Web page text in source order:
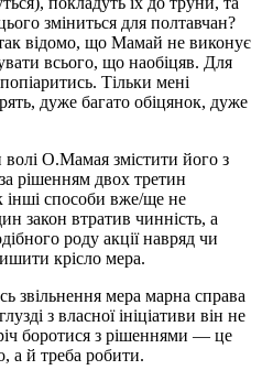
зміниться для полтавчан?
відомо, що Мамай не виконує
всього, що наобіцяв. Для
Тільки мені
дуже багато обіцянок, дуже
волі О.Мамая змістити його з
рішенням двох третин
інші способи вже/ще не
закон втратив чинність, а
роду акції навряд чи
крісло мера.
звільнення мера марна справа
з власної ініціативи він не
боротися з рішеннями — це
а й треба робити.